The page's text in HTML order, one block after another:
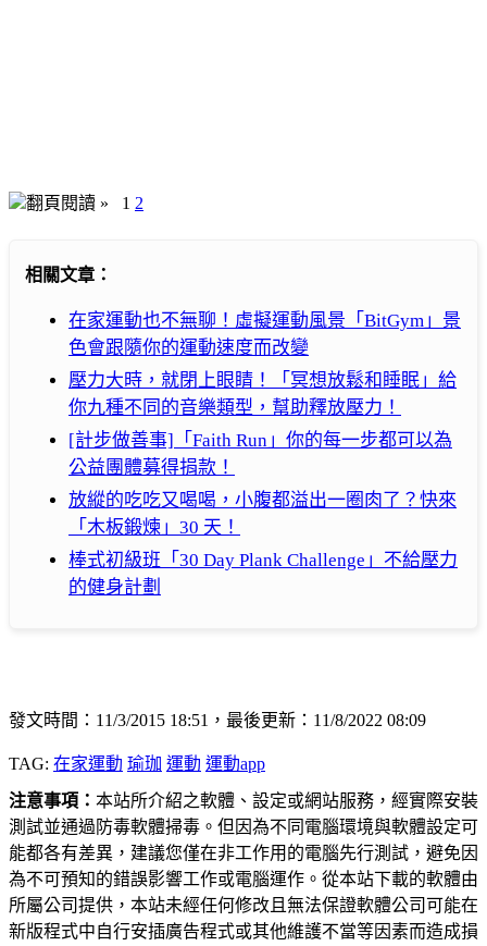
翻頁閱讀 » 1 2
相關文章：
在家運動也不無聊！虛擬運動風景「BitGym」景
色會跟隨你的運動速度而改變
壓力大時，就閉上眼睛！「冥想放鬆和睡眠」給
你九種不同的音樂類型，幫助釋放壓力！
[計步做善事]「Faith Run」你的每一步都可以為
公益團體募得捐款！
放縱的吃吃又喝喝，小腹都溢出一圈肉了？快來
「木板鍛煉」30 天！
棒式初級班「30 Day Plank Challenge」不給壓力
的健身計劃
發文時間：11/3/2015 18:51，最後更新：11/8/2022 08:09
TAG: 在家運動 瑜珈 運動 運動app
注意事項： 本站所介紹之軟體、設定或網站服務，經實際安裝
測試並通過防毒軟體掃毒。但因為不同電腦環境與軟體設定可
能都各有差異，建議您僅在非工作用的電腦先行測試，避免因
為不可預知的錯誤影響工作或電腦運作。從本站下載的軟體由
所屬公司提供，本站未經任何修改且無法保證軟體公司可能在
新版程式中自行安插廣告程式或其他維護不當等因素而造成損